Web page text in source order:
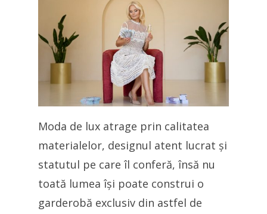
Moda de lux atrage prin calitatea
materialelor, designul atent lucrat și
statutul pe care îl conferă, însă nu
toată lumea își poate construi o
garderobă exclusiv din astfel de